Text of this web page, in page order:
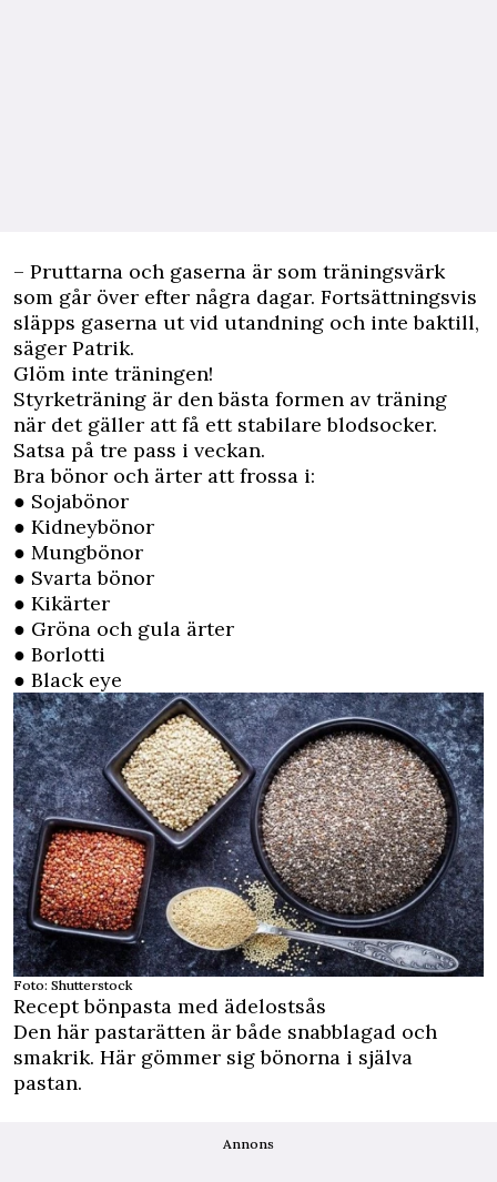
– Pruttarna och gaserna är som träningsvärk
som går över efter några dagar. Fortsättningsvis
släpps gaserna ut vid utandning och inte baktill,
säger Patrik.
Glöm inte träningen!
Styrketräning är den bästa formen av träning
när det gäller att få ett stabilare blodsocker.
Satsa på tre pass i veckan.
Bra bönor och ärter att frossa i:
● Sojabönor
● Kidneybönor
● Mungbönor
● Svarta bönor
● Kikärter
● Gröna och gula ärter
● Borlotti
● Black eye
Foto: Shutterstock
Recept bönpasta med ädelostsås
Den här pastarätten är både snabblagad och
smakrik. Här gömmer sig bönorna i själva
pastan.
Annons